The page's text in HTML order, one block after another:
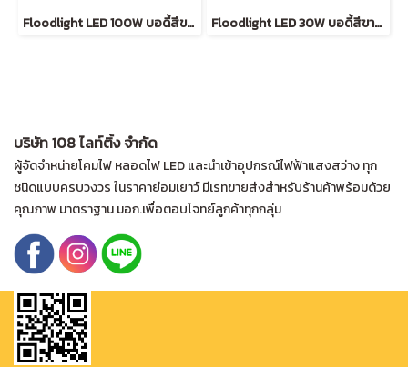
Floodlight LED 100W บอดี้สีขาว IP65 (กันน้ำ) Floodlight LED 30W บอดี้สีขาว IP65 (กันน้ำ)
บริษัท 108 ไลท์ติ้ง จำกัด
ผู้จัดจำหน่ายโคมไฟ หลอดไฟ LED และนำเข้าอุปกรณ์ไฟฟ้าแสงสว่าง ทุก
ชนิดแบบครบวงวร ในราคาย่อมเยาว์ มีเรทขายส่งสำหรับร้านค้าพร้อมด้วย
คุณภาพ มาตราฐาน มอก.เพื่อตอบโจทย์ลูกค้าทุกกลุ่ม